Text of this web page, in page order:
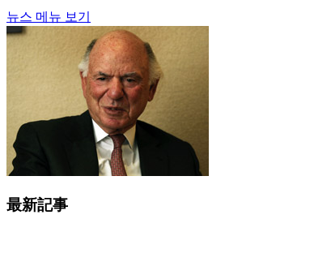
뉴스 메뉴 보기
最新記事